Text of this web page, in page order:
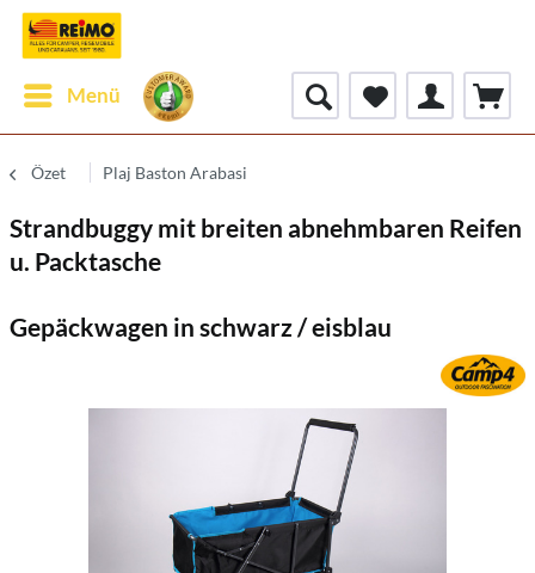
Menü
Özet Plaj Baston Arabasi
Strandbuggy mit breiten abnehmbaren Reifen
u. Packtasche
Gepäckwagen in schwarz / eisblau